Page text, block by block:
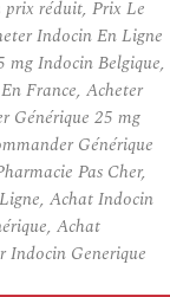
prix réduit, Prix Le
Indocin En Ligne
mg Indocin Belgique,
France, Acheter
Générique 25 mg
Générique
Pas Cher,
Achat Indocin
Achat
Indocin Generique